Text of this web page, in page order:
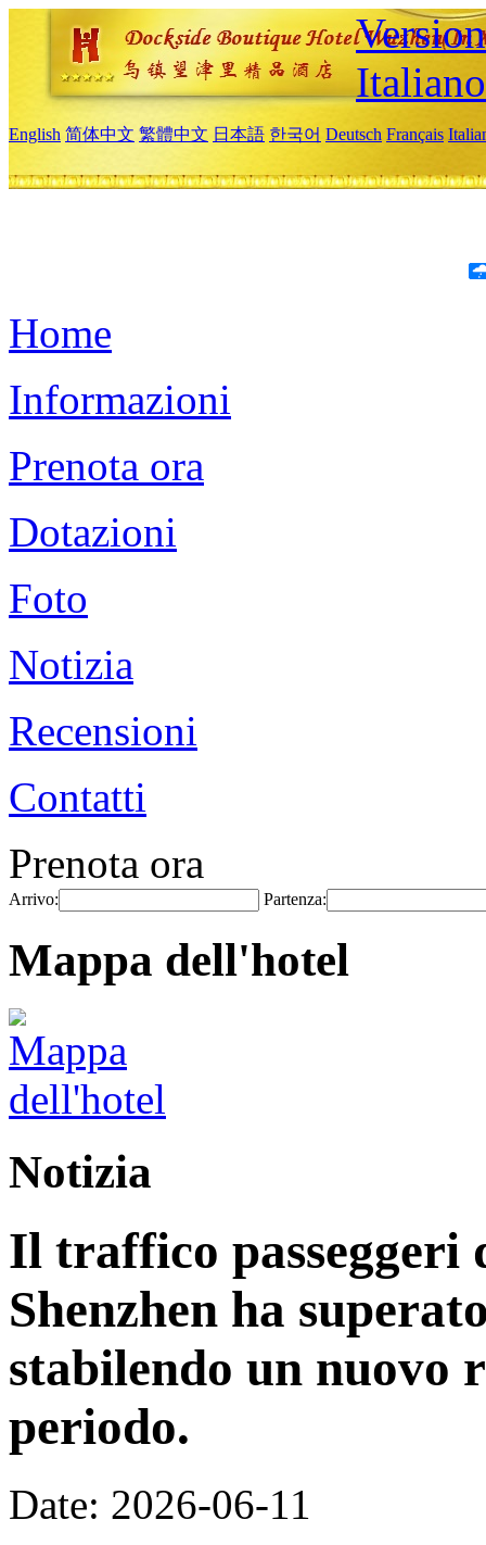
Italiano
English 简体中文 繁體中文 日本語 한국어 Deutsch Français
Home
Informazioni
Prenota ora
Dotazioni
Foto
Notizia
Recensioni
Contatti
Prenota ora
Arrivo: Partenza:
Mappa dell'hotel
Notizia
Il traffico passeggeri
Shenzhen ha
stabilendo un nuovo
periodo.
Date: 2026-06-11